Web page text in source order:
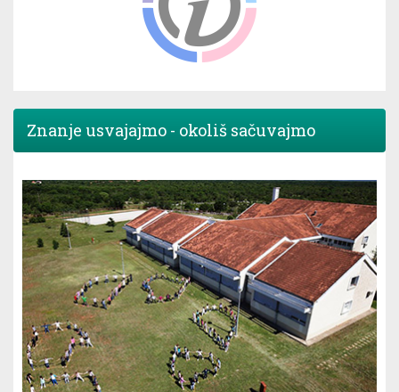
Znanje usvajajmo - okoliš sačuvajmo